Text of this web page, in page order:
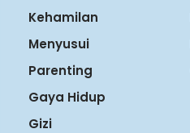
Kehamilan
Menyusui
Parenting
Gaya Hidup
Gizi